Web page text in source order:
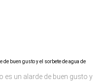
es un alarde de buen gusto y